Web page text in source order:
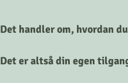
Det handler om, hvordan
Det er altså din egen